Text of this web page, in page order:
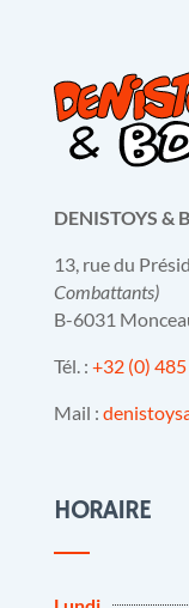
DENISTOYS &
13, rue du
Combattants)
B-6031
Tél. : +32 (0)
Mail :
HORAIRE